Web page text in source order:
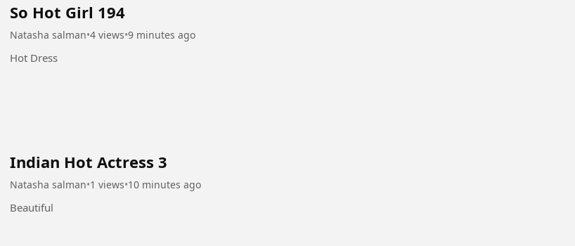
So Hot Girl 194
Natasha salman•4 views•9 minutes ago
Hot Dress
Indian Hot Actress 3
Natasha salman•1 views•10 minutes ago
Beautiful